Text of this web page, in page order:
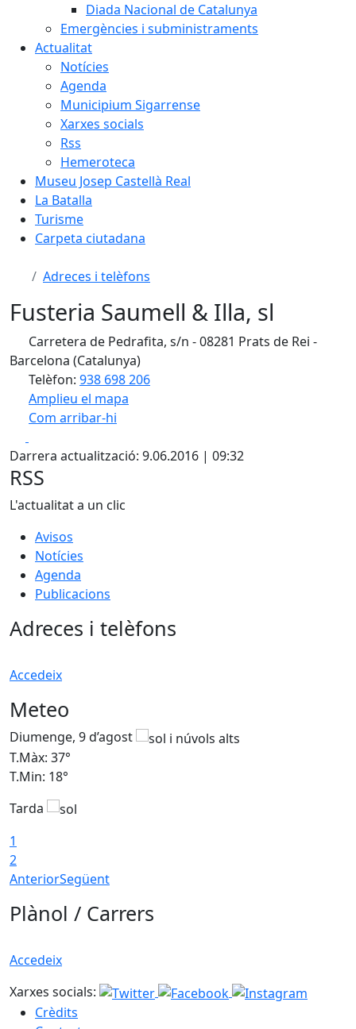
Diada Nacional de Catalunya
Emergències i subministraments
Actualitat
Notícies
Agenda
Municipium Sigarrense
Xarxes socials
Rss
Hemeroteca
Museu Josep Castellà Real
La Batalla
Turisme
Carpeta ciutadana
Adreces i telèfons
Fusteria Saumell & Illa, sl
Carretera de Pedrafita, s/n - 08281 Prats de Rei -
Barcelona (Catalunya)
Telèfon: 938 698 206
Amplieu el mapa
Com arribar-hi
+
−
Darrera actualització: 9.06.2016 | 09:32
RSS
L'actualitat a un clic
Avisos
Notícies
Agenda
Publicacions
Adreces i telèfons
Accedeix
Meteo
Diumenge, 9 d’agost
T.Màx: 37°
T.Min: 18°
Tarda
1
2
AnteriorSegüent
Plànol / Carrers
Accedeix
Xarxes socials:
Crèdits